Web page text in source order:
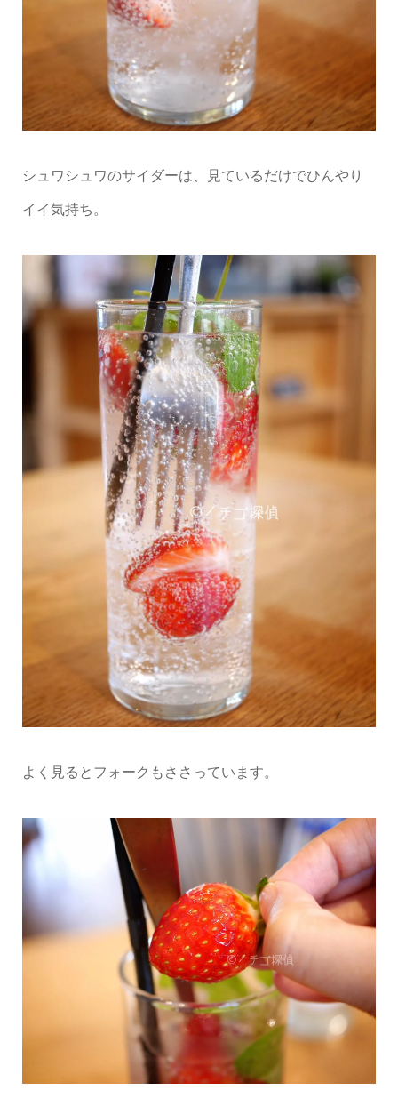
シュワシュワのサイダーは、見ているだけでひんやり
イイ気持ち。
よく見るとフォークもささっています。